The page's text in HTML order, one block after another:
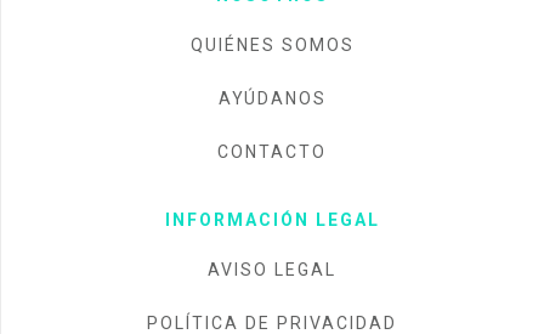
QUIÉNES SOMOS
AYÚDANOS
CONTACTO
INFORMACIÓN LEGAL
AVISO LEGAL
POLÍTICA DE PRIVACIDAD